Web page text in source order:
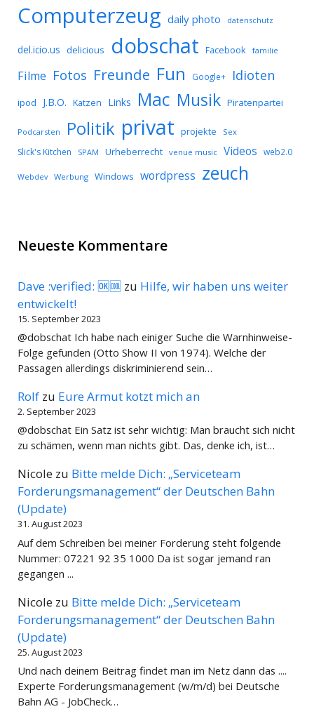
Computerzeug daily photo datenschutz
del.icio.us delicious dobschat Facebook familie
Filme Fotos Freunde Fun Google+ Idioten
ipod J.B.O. Katzen Links Mac Musik Piratenpartei
Podcarsten Politik privat projekte Sex
Slick's Kitchen SPAM Urheberrecht venue music Videos web2.0
Webdev Werbung Windows wordpress zeuch
Neueste Kommentare
Dave :verified: 🆗🆒 zu Hilfe, wir haben uns weiter
entwickelt!
15. September 2023
@dobschat Ich habe nach einiger Suche die Warnhinweise-
Folge gefunden (Otto Show II von 1974). Welche der
Passagen allerdings diskriminierend sein…
Rolf zu Eure Armut kotzt mich an
2. September 2023
@dobschat Ein Satz ist sehr wichtig: Man braucht sich nicht
zu schämen, wenn man nichts gibt. Das, denke ich, ist…
Nicole zu Bitte melde Dich: „Serviceteam
Forderungsmanagement“ der Deutschen Bahn
(Update)
31. August 2023
Auf dem Schreiben bei meiner Forderung steht folgende
Nummer: 07221 92 35 1000 Da ist sogar jemand ran
gegangen ...
Nicole zu Bitte melde Dich: „Serviceteam
Forderungsmanagement“ der Deutschen Bahn
(Update)
25. August 2023
Und nach deinem Beitrag findet man im Netz dann das ....
Experte Forderungsmanagement (w/m/d) bei Deutsche
Bahn AG - JobCheck…